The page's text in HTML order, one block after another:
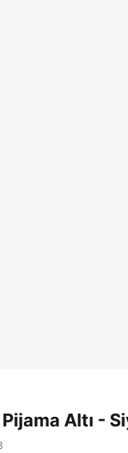
Altı -